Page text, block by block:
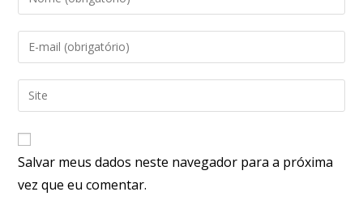
Salvar meus dados neste navegador para a próxima
vez que eu comentar.